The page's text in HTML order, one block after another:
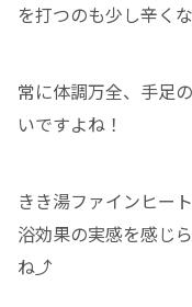
を打つのも少し辛く
常に体調万全、手足
いですよね！
きき湯ファインヒー
浴効果の実感を感じ
ね⤴️